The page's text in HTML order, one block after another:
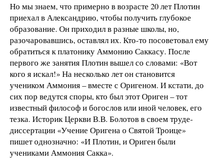
Но мы знаем, что примерно в возрасте 20 лет Плотин
приехал в Александрию, чтобы получить глубокое
образование. Он приходил в разные школы, но,
разочаровавшись, оставлял их. Кто-то посоветовал ему
обратиться к платонику Аммонию Саккасу. После
первого же занятия Плотин вышел со словами: «Вот
кого я искал!» На несколько лет он становится
учеником Аммония – вместе с Оригеном. И кстати, до
сих пор ведутся споры, кто был этот Ориген – тот
известный философ и богослов или иной человек, его
тезка. Историк Церкви В.В. Болотов в своем труде-
диссертации «Учение Оригена о Святой Троице»
пишет однозначно: «И Плотин, и Ориген были
учениками Аммония Сакка».